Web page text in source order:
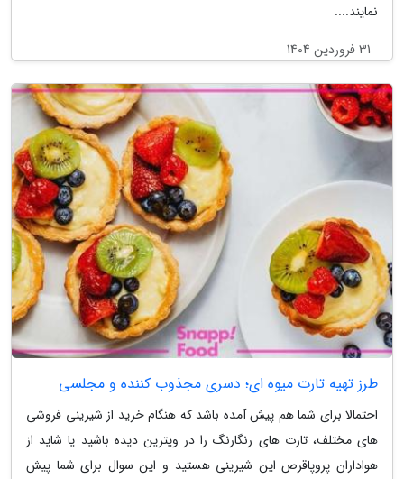
نمایند....
31 فروردین 1404
طرز تهیه تارت میوه ای؛ دسری مجذوب کننده و مجلسی
احتمالا برای شما هم پیش آمده باشد که هنگام خرید از شیرینی فروشی
های مختلف، تارت های رنگارنگ را در ویترین دیده باشید یا شاید از
هواداران پروپاقرص این شیرینی هستید و این سوال برای شما پیش